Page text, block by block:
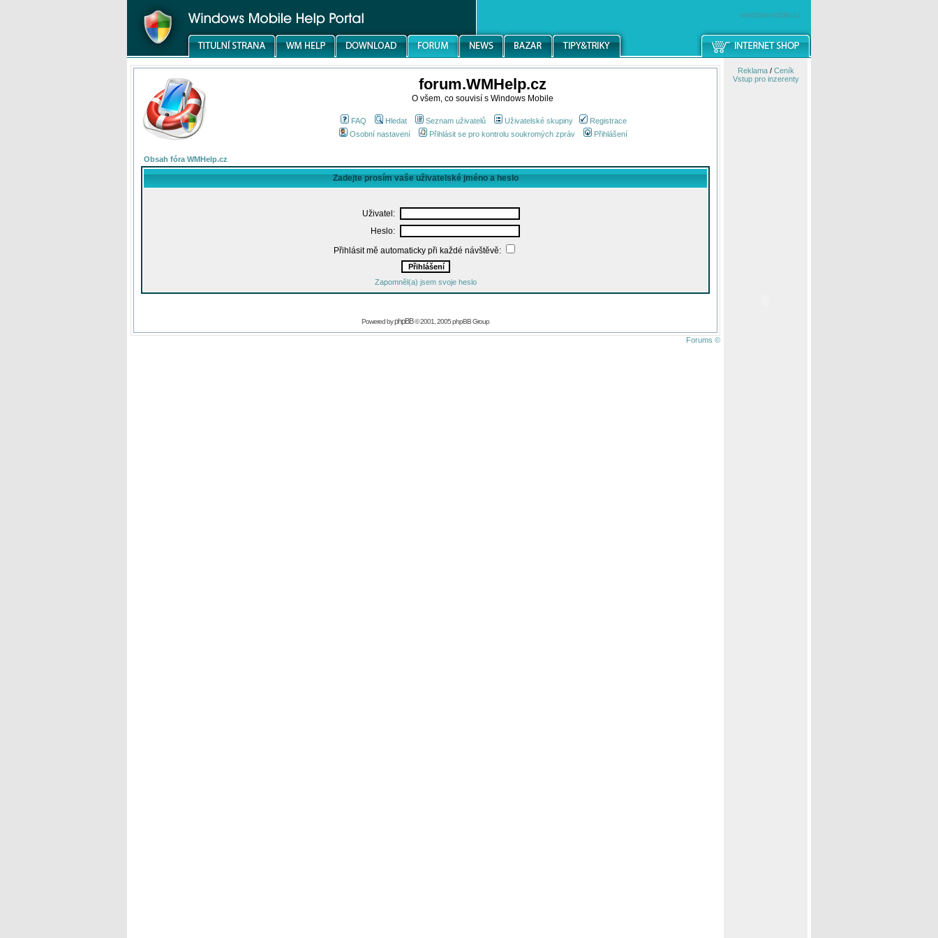
windowsmobile.cz
forum.WMHelp.cz
O všem, co souvisí s Windows Mobile
FAQ Hledat Seznam uživatelů Uživatelské skupiny
Registrace
Osobní nastavení
Přihlásit se pro kontrolu soukromých zpráv Přihlášení
Obsah fóra WMHelp.cz
Zadejte prosím vaše uživatelské jméno a heslo
Uživatel:
Heslo:
Přihlásit mě automaticky při každé návštěvě:
Zapomněl(a) jsem svoje heslo
Powered byphpBB© 2001, 2005 phpBB Group
Forums ©
Reklama/ Ceník
Vstup pro inzerenty